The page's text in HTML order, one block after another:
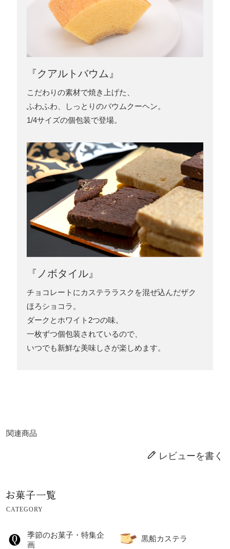
『クアルトバウム』
こだわりの素材で焼き上げた、
ふわふわ、しっとりのバウムクーヘン。
1/4サイズの個包装で登場。
『ノボタイル』
チョコレートにカステララスクを混ぜ込んだザク
ほろショコラ。
ダークとホワイト2つの味。
一枚ずつ個包装されているので、
いつでも新鮮な美味しさが楽しめます。
関連商品
レビューを書く
CATEGORY
季節のお菓子・特集企
画
黒船カステラ